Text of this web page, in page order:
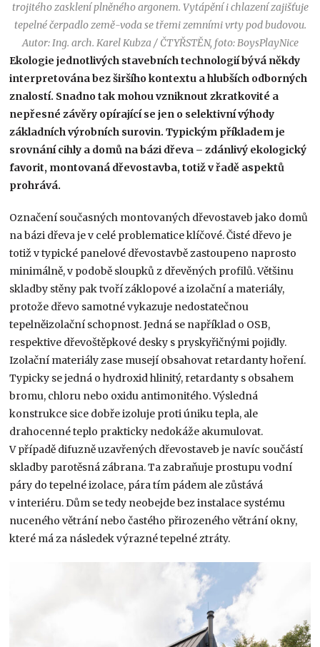
trojitého zasklení plněného argonem. Vytápění i chlazení zajišťuje
tepelné čerpadlo země-voda se třemi zemními vrty pod budovou.
Autor: Ing. arch. Karel Kubza / ČTYŘSTĚN, foto: BoysPlayNice
Ekologie jednotlivých stavebních technologií bývá někdy
interpretována bez širšího kontextu a hlubších odborných
znalostí. Snadno tak mohou vzniknout zkratkovité a
nepřesné závěry opírající se jen o selektivní výhody
základních výrobních surovin. Typickým příkladem je
srovnání cihly a domů na bázi dřeva – zdánlivý ekologický
favorit, montovaná dřevostavba, totiž v řadě aspektů
prohrává.
Označení současných montovaných dřevostaveb jako domů
na bázi dřeva je v celé problematice klíčové. Čisté dřevo je
totiž v typické panelové dřevostavbě zastoupeno naprosto
minimálně, v podobě sloupků z dřevěných profilů. Většinu
skladby stěny pak tvoří záklopové a izolační a materiály,
protože dřevo samotné vykazuje nedostatečnou
tepelněizolační schopnost. Jedná se například o OSB,
respektive dřevoštěpkové desky s pryskyřičnými pojidly.
Izolační materiály zase musejí obsahovat retardanty hoření.
Typicky se jedná o hydroxid hlinitý, retardanty s obsahem
bromu, chloru nebo oxidu antimonitého. Výsledná
konstrukce sice dobře izoluje proti úniku tepla, ale
drahocenné teplo prakticky nedokáže akumulovat.
V případě difuzně uzavřených dřevostaveb je navíc součástí
skladby parotěsná zábrana. Ta zabraňuje prostupu vodní
páry do tepelné izolace, pára tím pádem ale zůstává
v interiéru. Dům se tedy neobejde bez instalace systému
nuceného větrání nebo častého přirozeného větrání okny,
které má za následek výrazné tepelné ztráty.